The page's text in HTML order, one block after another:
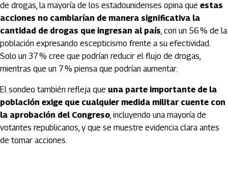
de drogas, la mayoría de los estadounidenses opina que estas
acciones no cambiarían de manera significativa la
cantidad de drogas que ingresan al país, con un 56 % de la
población expresando escepticismo frente a su efectividad.
Solo un 37 % cree que podrían reducir el flujo de drogas,
mientras que un 7 % piensa que podrían aumentar.
El sondeo también refleja que una parte importante de la
población exige que cualquier medida militar cuente con
la aprobación del Congreso, incluyendo una mayoría de
votantes republicanos, y que se muestre evidencia clara antes
de tomar acciones.